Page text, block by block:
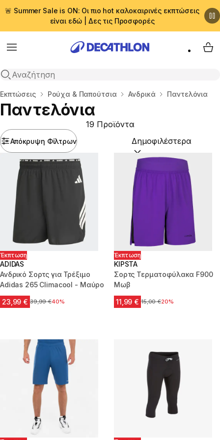
🚨 Summer Sale is ON: Οι πιο hot καλοκαιρινές εκπτώσεις
είναι εδώ | Δες τις Προσφορές
Menu
Αναζήτηση
My
Αρχική σελίδα
Εκπτώσεις Ρούχα & Παπούτσια Ανδρικά Παντελόνια
Παντελόνια
Απόκρυψη Φίλτρων
19 Προϊόντα
Ταξινόμηση κατά:
Έκπτωση
ADIDAS
Ανδρικό Σορτς για Τρέξιμο
Adidas 265 Climacool - Μαύρο
23,99 € Αρχική τιμή
39,99 €40%
Έκπτωση
KIPSTA
Σορτς Τερματοφύλακα F900
Μωβ
11,99 € Αρχική τιμή
15,00 €20%